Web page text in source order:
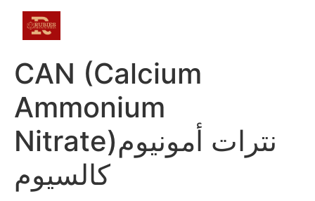
CAN (Calcium
Ammonium
Nitrate)نترات أمونيوم
كالسيوم